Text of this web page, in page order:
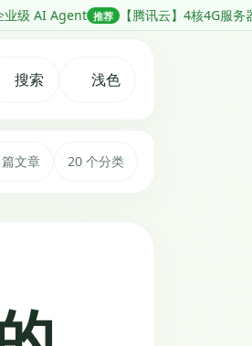
【腾讯云】4核4G服务器新客 38元/年起，
搜索 浅色
文章 20 个分类